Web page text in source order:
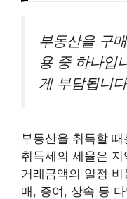
부동산을 구
용 중 하나입
게 부담됩니
부동산을 취득할 때
취득세의 세율은
거래금액의 일정
매, 증여, 상속 등